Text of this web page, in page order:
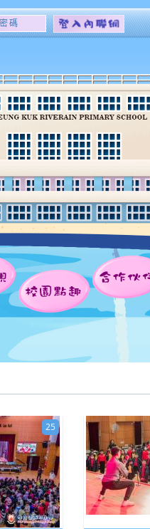
登
密
碼
校園點趣
合作伙伴
25